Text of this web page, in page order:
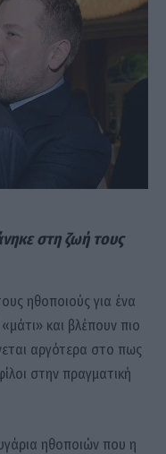
στη ζωή τους
ηθοποιούς για ένα
και βλέπουν πιο
αργότερα στο πως
στην πραγματική
ηθοποιών που η